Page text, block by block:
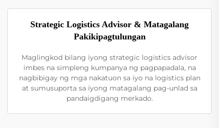
Strategic Logistics Advisor & Matagalang
Pakikipagtulungan
Maglingkod bilang iyong strategic logistics advisor
imbes na simpleng kumpanya ng pagpapadala, na
nagbibigay ng mga nakatuon sa iyo na logistics plan
at sumusuporta sa iyong matagalang pag-unlad sa
pandaigdigang merkado.